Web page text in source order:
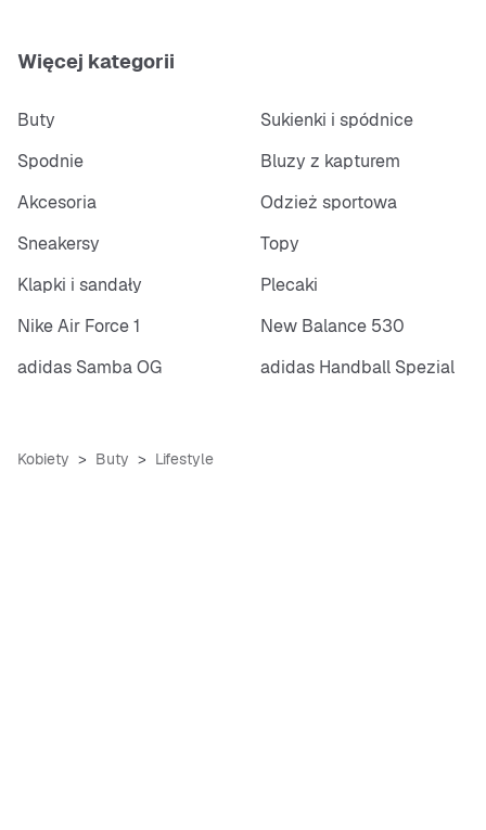
Więcej kategorii
Buty
Sukienki i spódnice
Spodnie
Bluzy z kapturem
Akcesoria
Odzież sportowa
Sneakersy
Topy
Klapki i sandały
Plecaki
Nike Air Force 1
New Balance 530
adidas Samba OG
adidas Handball Spezial
Kobiety Buty Lifestyle